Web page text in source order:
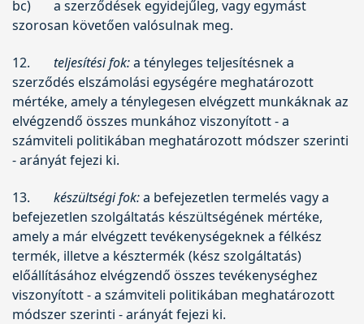
bc)
a szerződések egyidejűleg, vagy egymást
szorosan követően valósulnak meg.
12. teljesítési fok:a tényleges teljesítésnek a
szerződés elszámolási egységére meghatározott
mértéke, amely a ténylegesen elvégzett munkáknak az
elvégzendő összes munkához viszonyított - a
számviteli politikában meghatározott módszer szerinti
- arányát fejezi ki.
13. készültségi fok:a befejezetlen termelés vagy a
befejezetlen szolgáltatás készültségének mértéke,
amely a már elvégzett tevékenységeknek a félkész
termék, illetve a késztermék (kész szolgáltatás)
előállításához elvégzendő összes tevékenységhez
viszonyított - a számviteli politikában meghatározott
módszer szerinti - arányát fejezi ki.